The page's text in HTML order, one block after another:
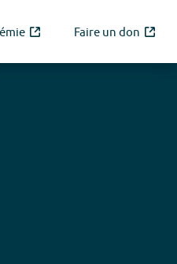
Faire un don